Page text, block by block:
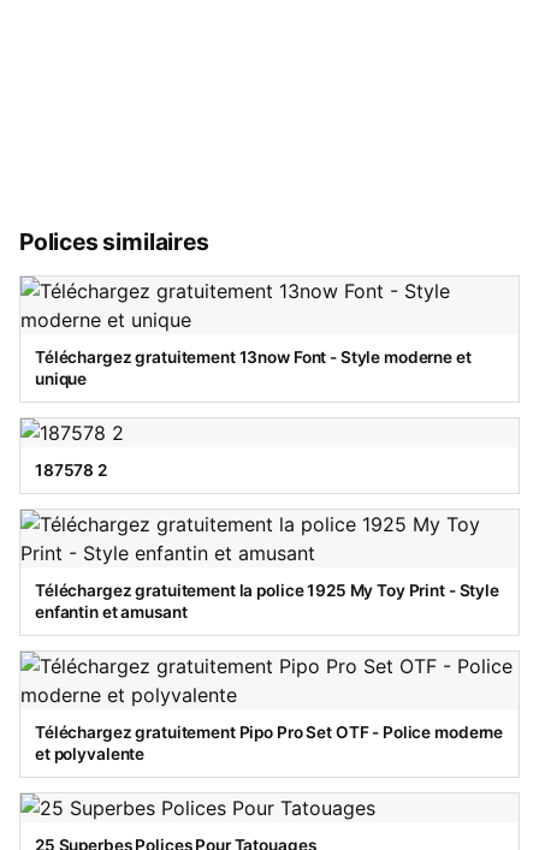
Polices similaires
Téléchargez gratuitement 13now Font - Style moderne et
unique
187578 2
Téléchargez gratuitement la police 1925 My Toy Print - Style
enfantin et amusant
Téléchargez gratuitement Pipo Pro Set OTF - Police moderne
et polyvalente
25 Superbes Polices Pour Tatouages